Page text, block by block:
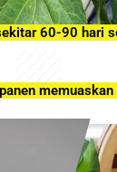
60-90 hari
memuaskan